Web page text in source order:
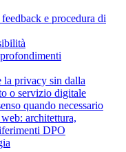
e procedura di
la privacy sin dalla
o servizio digitale
quando necessario
architettura,
DPO